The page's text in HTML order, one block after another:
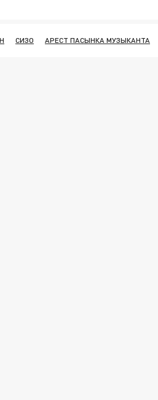
СИЗО АРЕСТ ПАСЫНКА МУЗЫКАНТА